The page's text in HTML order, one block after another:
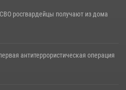
росгвардейцы получают из дома
антитеррористическая операция